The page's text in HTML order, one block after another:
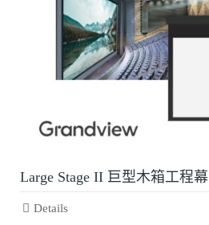
Large Stage II 巨型木箱工程幕
Details